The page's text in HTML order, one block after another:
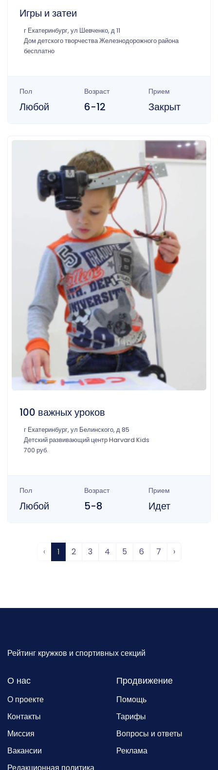
Игры и затеи
г Екатеринбург, ул Шевченко, д 11
Дом детского творчества Железнодорожного района
бесплатно
Пол
Любой
Возраст
6-12
Прием
Закрыт
100 важных уроков
г Екатеринбург, ул Белинского, д 85
Детский развивающий центр Harvard Kids
700 руб.
Пол
Любой
Возраст
5-8
Прием
Идет
‹ 1 2 3 4 5 6 7 ›
Рейтинг кружков и спортивных секций
О нас
О проекте
Контакты
Миссия
Вакансии
Продвижение
Помощь
Тарифы
Вопросы и ответы
Реклама